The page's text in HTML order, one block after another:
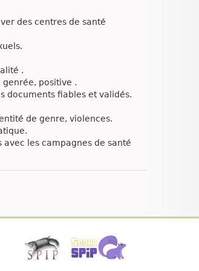
des centres de santé
.
positive .
documents fiables et validés.
de genre, violences.
les campagnes de santé